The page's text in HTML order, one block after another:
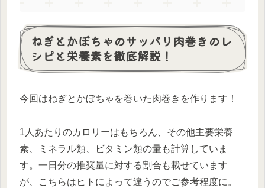
ねぎとかぼちゃのサッパリ肉巻きのレ
シピと栄養素を徹底解説！
今回はねぎとかぼちゃを巻いた肉巻きを作ります！
1人あたりのカロリーはもちろん、その他主要栄養
素、ミネラル類、ビタミン類の量も計算していま
す。一日分の推奨量に対する割合も載せています
が、こちらはヒトによって違うのでご参考程度に。